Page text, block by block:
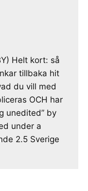
Helt kort: så
tillbaka hit
du vill med
OCH har
unedited” by
under a
2.5 Sverige